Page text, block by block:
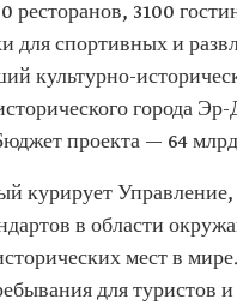
ресторанов, 3100
для спортивных и
культурно-
города
проекта — 64
курирует
в области
мест в
для туристов и